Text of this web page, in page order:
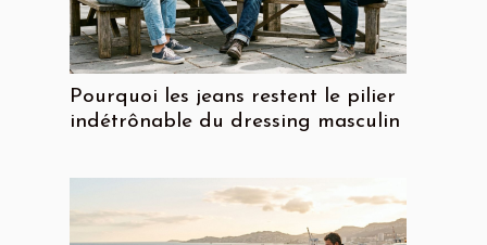
Pourquoi les jeans restent le pilier
indétrônable du dressing masculin